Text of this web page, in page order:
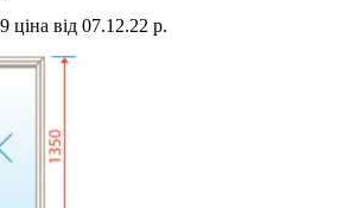
ціна від 07.12.22 р.